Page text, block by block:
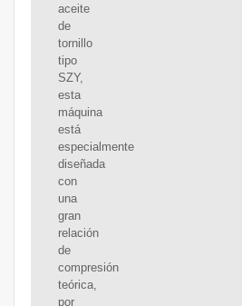
aceite
de
tornillo
tipo
SZY,
esta
máquina
está
especialmente
diseñada
con
una
gran
relación
de
compresión
teórica,
por